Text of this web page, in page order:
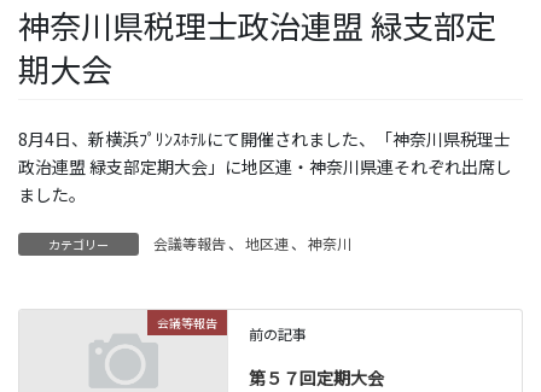
神奈川県税理士政治連盟 緑支部定
期大会
8月4日、新横浜ﾌﾟﾘﾝｽﾎﾃﾙにて開催されました、「神奈川県税理士
政治連盟 緑支部定期大会」に地区連・神奈川県連それぞれ出席し
ました。
カテゴリー 会議等報告、 地区連、 神奈川
会議等報告
前の記事
第５７回定期大会